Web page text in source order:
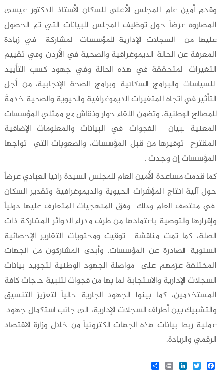
وقدم أمين عام المجلس الأعلى للسكان الأستاذ الدكتور عيسى
المصاروه عرضاً حول توظيف المجلس للبيانات التي تم الحصول
عليها من السجلات الإدارية للمؤسسات المشاركة في زيادة
المعرفة عن الحالة الديموغرافية والصحية في الأردن وفي تقييم
التغيرات المتحققة في هذه الحالة وفي جهود كسب التأييد
للسياسات والبرامج السكانية وبرامج الصحة الإنجابية، من أجل
التأثير في اتجاه المتغيرات الديموغرافية والحيوية والصحية خدمةً
للمصالح الوطنية. وتضمن اللقاء حوار ونقاش مع ممثلي المؤسسات
المعنية لبيان الفجوات في البيانات والمعلومات الإضافية
المقترح توفيرها من قبل المؤسسات، والصعوبات التي تواجها
المؤسسات إن وجدت .
كما قدمت مساعدة الأمين العام للمجلس السيدة رانيا العبادي عرضاً
حول آلية انتاج المؤشرات الحيوية والديموغرافية وتقدير السكان
في منتصف العام وذلك وفق المنهجيات المتعارف عليها دولياً
وإقرارها والتوصية باعتمادها من طرف مدراء الدوائر المشاركة ذات
الصلة، كما تمت مناقشة توقيت ومحتويات التقارير الإحصائية
السنوية الصادرة عن المؤسسات. وأبدى المشاركون من الجهات
المختلفة عزمهم على مواصلة الجهود الوطنية لتجويد بيانات
السجلات الإدارية والاستجابة لما بها من فجوات لتلبية حاجات كافة
المستخدمين، كما بينوا الجهود الجارية حالياً لتعزيز التنسيق
والتشبيك بين أطراف السجلات الإدارية، الى جانب استكمال جهود
عملية ربط بيانات هذه الجهات الكترونياً من خلال وزارة الاقتصاد
الرقمي والريادة.
Facebook
Twitter
LinkedIn
Print